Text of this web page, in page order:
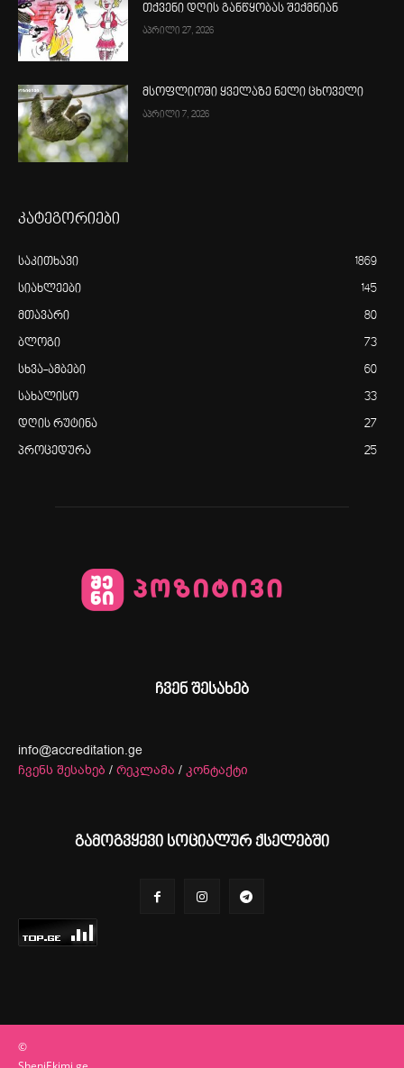
თქვენი დღის განწყობას შექმნიან
აპრილი 27, 2026
მსოფლიოში ყველაზე ნელი ცხოველი
აპრილი 7, 2026
კატეგორიები
საკითხავი 1869
სიახლეები 145
მთავარი 80
ბლოგი 73
სხვა-ამბები 60
სახალისო 33
დღის რუტინა 27
პროცედურა 25
ჩვენ შესახებ
info@accreditation.ge
ჩვენს შესახებ / რეკლამა / კონტაქტი
გამოგვყევი სოციალურ ქსელებში
©